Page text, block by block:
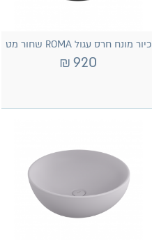
כיור מונח חרס עגול ROMA שחור מט
920
₪